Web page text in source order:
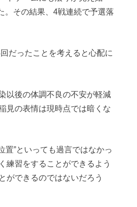
。その結果、4戦連続で予選落
だったことを考えると心配に
以後の体調不良の不安が軽減
見の表情は現時点では暗くな
置”といっても過言ではなかっ
練習をすることができるよう
ができるのではないだろう